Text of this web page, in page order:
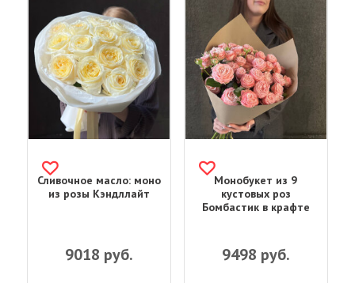
Сливочное масло: моно
из розы Кэндллайт
9018 руб.
Монобукет из 9
кустовых роз
Бомбастик в крафте
9498 руб.